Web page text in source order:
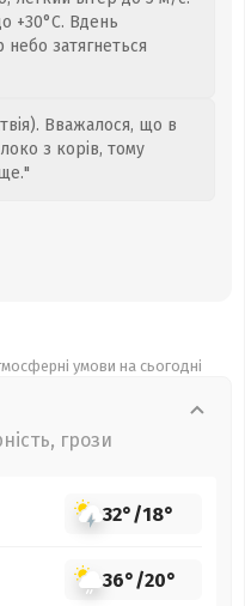
+30°C. Вдень
небо затягнеться
Вважалося, що в
з корів, тому
умови на сьогодні
грози
32°/18°
36°/20°